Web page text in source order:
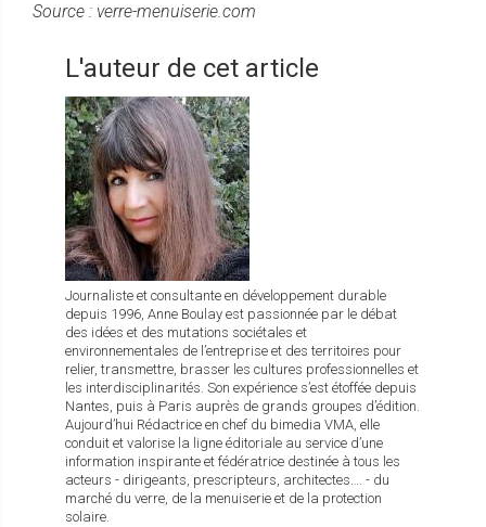
Source : verre-menuiserie.com
L'auteur de cet article
Journaliste et consultante en développement durable
depuis 1996, Anne Boulay est passionnée par le débat
des idées et des mutations sociétales et
environnementales de l’entreprise et des territoires pour
relier, transmettre, brasser les cultures professionnelles et
les interdisciplinarités. Son expérience s’est étoffée depuis
Nantes, puis à Paris auprès de grands groupes d’édition.
Aujourd’hui Rédactrice en chef du bimedia VMA, elle
conduit et valorise la ligne éditoriale au service d’une
information inspirante et fédératrice destinée à tous les
acteurs - dirigeants, prescripteurs, architectes…. - du
marché du verre, de la menuiserie et de la protection
solaire.